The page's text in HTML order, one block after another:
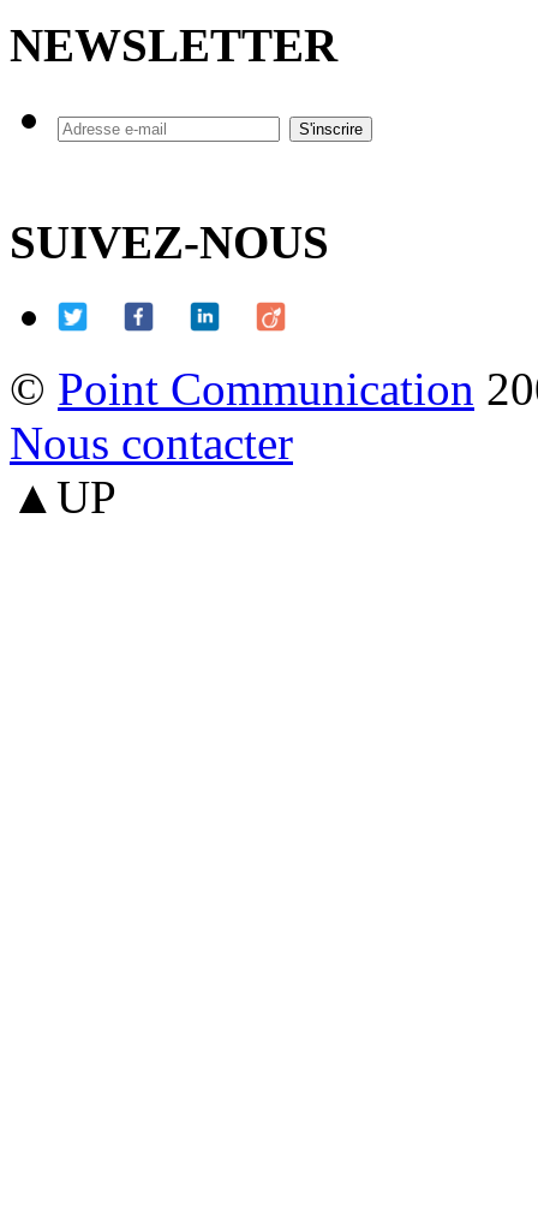
NEWSLETTER
SUIVEZ-NOUS
© Point Communication
Nous contacter
▲UP